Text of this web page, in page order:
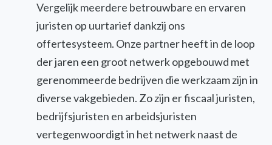
Vergelijk meerdere betrouwbare en ervaren
juristen op uurtarief dankzij ons
offertesysteem. Onze partner heeft in de loop
der jaren een groot netwerk opgebouwd met
gerenommeerde bedrijven die werkzaam zijn in
diverse vakgebieden. Zo zijn er fiscaal juristen,
bedrijfsjuristen en arbeidsjuristen
vertegenwoordigt in het netwerk naast de